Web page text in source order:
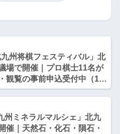
九州将棋フェスティバル」北
場で開催｜プロ棋士11名が
観覧の事前申込受付中（10
）
州ミネラルマルシェ」北九
催｜天然石・化石・隕石・